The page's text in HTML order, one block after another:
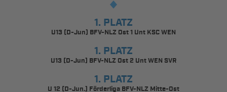
1. PLATZ
U13 (D-Jun) BFV-NLZ Ost 1 Unt KSC WEN
1. PLATZ
U13 (D-Jun) BFV-NLZ Ost 2 Unt WEN SVR
1. PLATZ
U 12 (D-Jun.) Förderliga BFV-NLZ Mitte-Ost